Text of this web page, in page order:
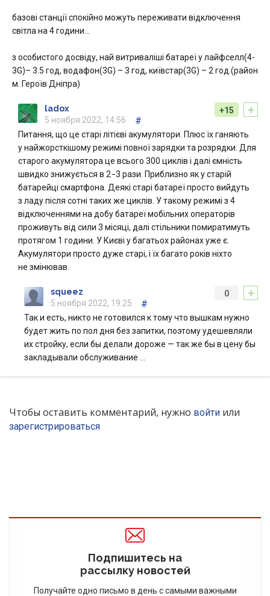
базові станції спокійно можуть переживати відключення
світла на 4 години…
з особистого досвіду, най витриваліші батареї у лайфселл(4-
3G)– 3.5 год, водафон(3G) – 3 год, київстар(3G) – 2 год.(район
м. Героїв Дніпра)
+
+15
ladox
5 ноября 2022, 14:56
#
Питання, що це старі літієві акумулятори. Плюс їх ганяють
у найжорсткішому режимі повної зарядки та розрядки. Для
старого акумулятора це всього 300 циклів і далі ємність
швидко знижується в 2−3 рази. Приблизно як у старій
батарейці смартфона. Деякі старі батареї просто вийдуть
з ладу після сотні таких же циклів. У такому режимі з 4
відключеннями на добу батареї мобільних операторів
проживуть від сили 3 місяці, далі стільники помиратимуть
протягом 1 години. У Києві у багатьох районах уже є.
Акумулятори просто дуже старі, і їх багато років ніхто
не змінював.
+
0
squeez
5 ноября 2022, 19:25
#
Так и есть, никто не готовился к тому что вышкам нужно
будет жить по пол дня без запитки, поэтому удешевляли
их стройку, если бы делали дороже — так же бы в цену бы
закладывали обслуживание …
Чтобы оставить комментарий, нужно войти или
зарегистрироваться
Подпишитесь на
рассылку новостей
Получайте одно письмо в день с самыми важными